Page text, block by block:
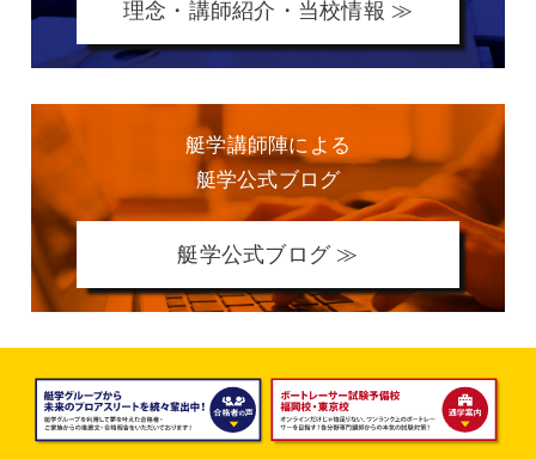
理念・講師紹介・当校情報 ≫
艇学講師陣による
艇学公式ブログ
艇学公式ブログ ≫